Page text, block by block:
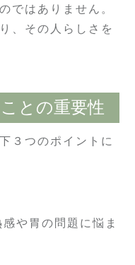
ではありません。
、その人らしさを
との重要性
３つのポイントに
や胃の問題に悩ま